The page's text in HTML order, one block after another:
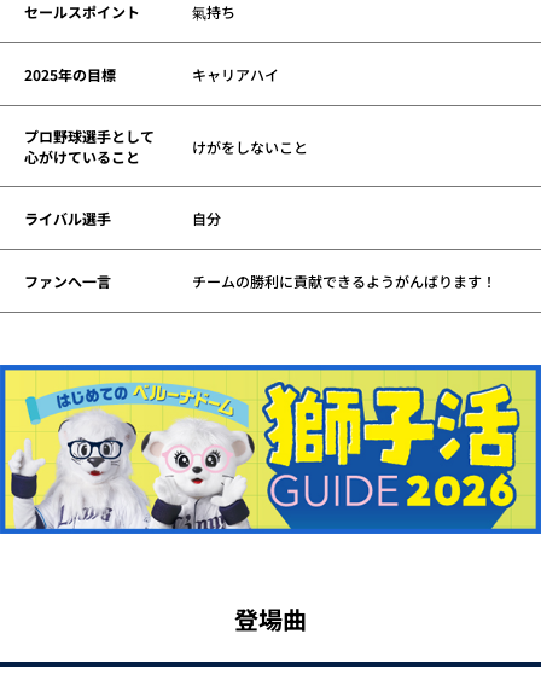
セールスポイント 氣持ち
2025年の目標 キャリアハイ
プロ野球選手として
心がけていること
けがをしないこと
ライバル選手 自分
ファンへ一言 チームの勝利に貢献できるようがんばります！
登場曲